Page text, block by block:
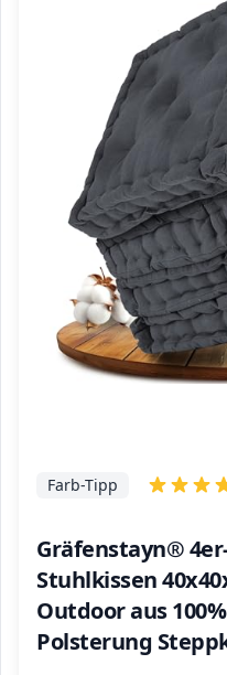
Gräfenstayn®
Stuhlkissen
Outdoor aus
Polsterung
Farb-Tipp